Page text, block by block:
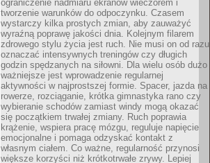
ograniczenie nadmiaru ekranów wieczorem i
tworzenie warunków do odpoczynku. Czasem
wystarczy kilka prostych zmian, aby zauważyć
wyraźną poprawę jakości dnia. Kolejnym filarem
zdrowego stylu życia jest ruch. Nie musi on od razu
oznaczać intensywnych treningów czy długich
godzin spędzanych na siłowni. Dla wielu osób dużo
ważniejsze jest wprowadzenie regularnej
aktywności w najprostszej formie. Spacer, jazda na
rowerze, rozciąganie, krótka gimnastyka rano czy
wybieranie schodów zamiast windy mogą okazać
się początkiem trwałej zmiany. Ruch poprawia
krążenie, wspiera pracę mózgu, reguluje napięcie
emocjonalne i pomaga odzyskać kontakt z
własnym ciałem. Co ważne, regularność przynosi
większe korzyści niż krótkotrwałe zrywy. Lepiej